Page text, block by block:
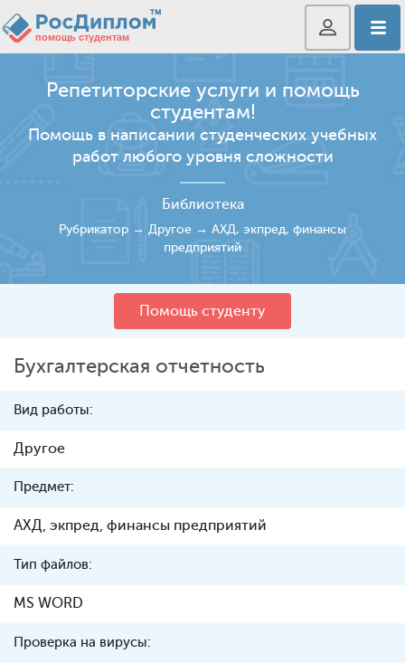
Репетиторские услуги и помощь
студентам!
Помощь в написании студенческих учебных
работ любого уровня сложности
Библиотека
Рубрикатор → Другое → АХД, экпред, финансы
предприятий
Помощь студенту
Бухгалтерская отчетность
Вид работы:
Другое
Предмет:
АХД, экпред, финансы предприятий
Тип файлов:
MS WORD
Проверка на вирусы: